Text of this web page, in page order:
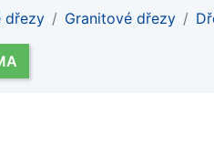
dřezy Granitové dřezy